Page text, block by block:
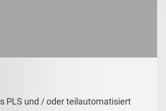
PLS und / oder teilautomatisiert